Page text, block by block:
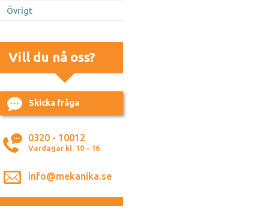
Övrigt
Vill du nå oss?
Skicka fråga
0320 - 10012
Vardagar kl. 10 - 16
info@mekanika.se